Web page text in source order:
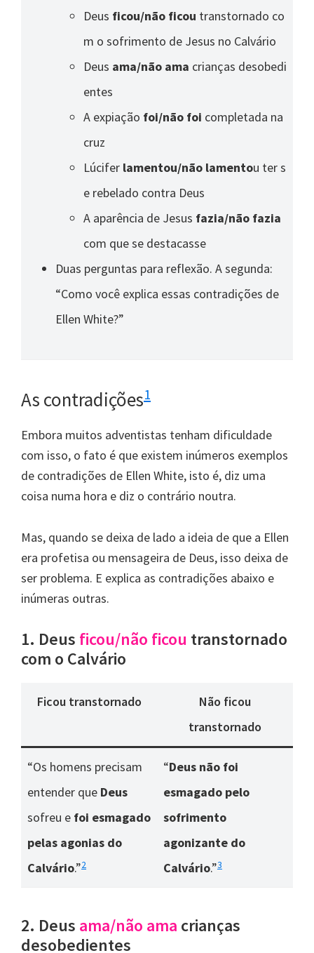
Deus ficou/não ficou transtornado co
m o sofrimento de Jesus no Calvário
Deus ama/não ama crianças desobedi
entes
A expiação foi/não foi completada na
cruz
Lúcifer lamentou/não lamentou ter s
e rebelado contra Deus
A aparência de Jesus fazia/não fazia
com que se destacasse
Duas perguntas para reflexão. A segunda:
“Como você explica essas contradições de
Ellen White?”
As contradições1
Embora muitos adventistas tenham dificuldade
com isso, o fato é que existem inúmeros exemplos
de contradições de Ellen White, isto é, diz uma
coisa numa hora e diz o contrário noutra.
Mas, quando se deixa de lado a ideia de que a Ellen
era profetisa ou mensageira de Deus, isso deixa de
ser problema. E explica as contradições abaixo e
inúmeras outras.
1. Deus ficou/não ficou transtornado
com o Calvário
Ficou transtornado
Não ficou
transtornado
“Os homens precisam
entender que Deus
sofreu e foi esmagado
pelas agonias do
Calvário.”2
“Deus não foi
esmagado pelo
sofrimento
agonizante do
Calvário.”3
2. Deus ama/não ama crianças
desobedientes